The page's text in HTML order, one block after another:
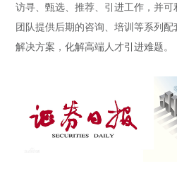
访寻、甄选、推荐、引进工作，并
团队提供后期的咨询、培训等系列
解决方案，化解高端人才引进难题。